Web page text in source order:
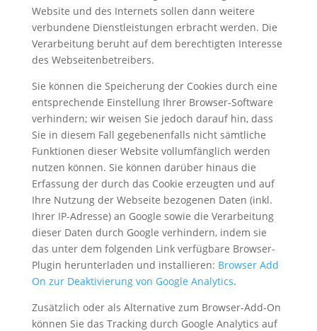
Website und des Internets sollen dann weitere
verbundene Dienstleistungen erbracht werden. Die
Verarbeitung beruht auf dem berechtigten Interesse
des Webseitenbetreibers.
Sie können die Speicherung der Cookies durch eine
entsprechende Einstellung Ihrer Browser-Software
verhindern; wir weisen Sie jedoch darauf hin, dass
Sie in diesem Fall gegebenenfalls nicht sämtliche
Funktionen dieser Website vollumfänglich werden
nutzen können. Sie können darüber hinaus die
Erfassung der durch das Cookie erzeugten und auf
Ihre Nutzung der Webseite bezogenen Daten (inkl.
Ihrer IP-Adresse) an Google sowie die Verarbeitung
dieser Daten durch Google verhindern, indem sie
das unter dem folgenden Link verfügbare Browser-
Plugin herunterladen und installieren: Browser Add
On zur Deaktivierung von Google Analytics.
Zusätzlich oder als Alternative zum Browser-Add-On
können Sie das Tracking durch Google Analytics auf